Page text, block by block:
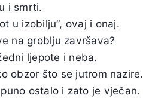
i smrti.
u izobilju”, ovaj i onaj.
na groblju završava?
ljepote i neba.
obzor što se jutrom nazire.
ostalo i zato je vječan.